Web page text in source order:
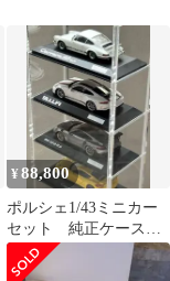
¥88,800
ポルシェ1/43ミニカー
セット 純正ケース
ミニチャンプス 911R
GT2RS